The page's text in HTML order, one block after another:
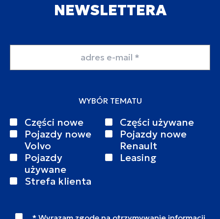
NEWSLETTERA
WYBÓR TEMATU
Części nowe
Części używane
Pojazdy nowe
Volvo
Pojazdy nowe
Renault
Pojazdy
używane
Leasing
Strefa klienta